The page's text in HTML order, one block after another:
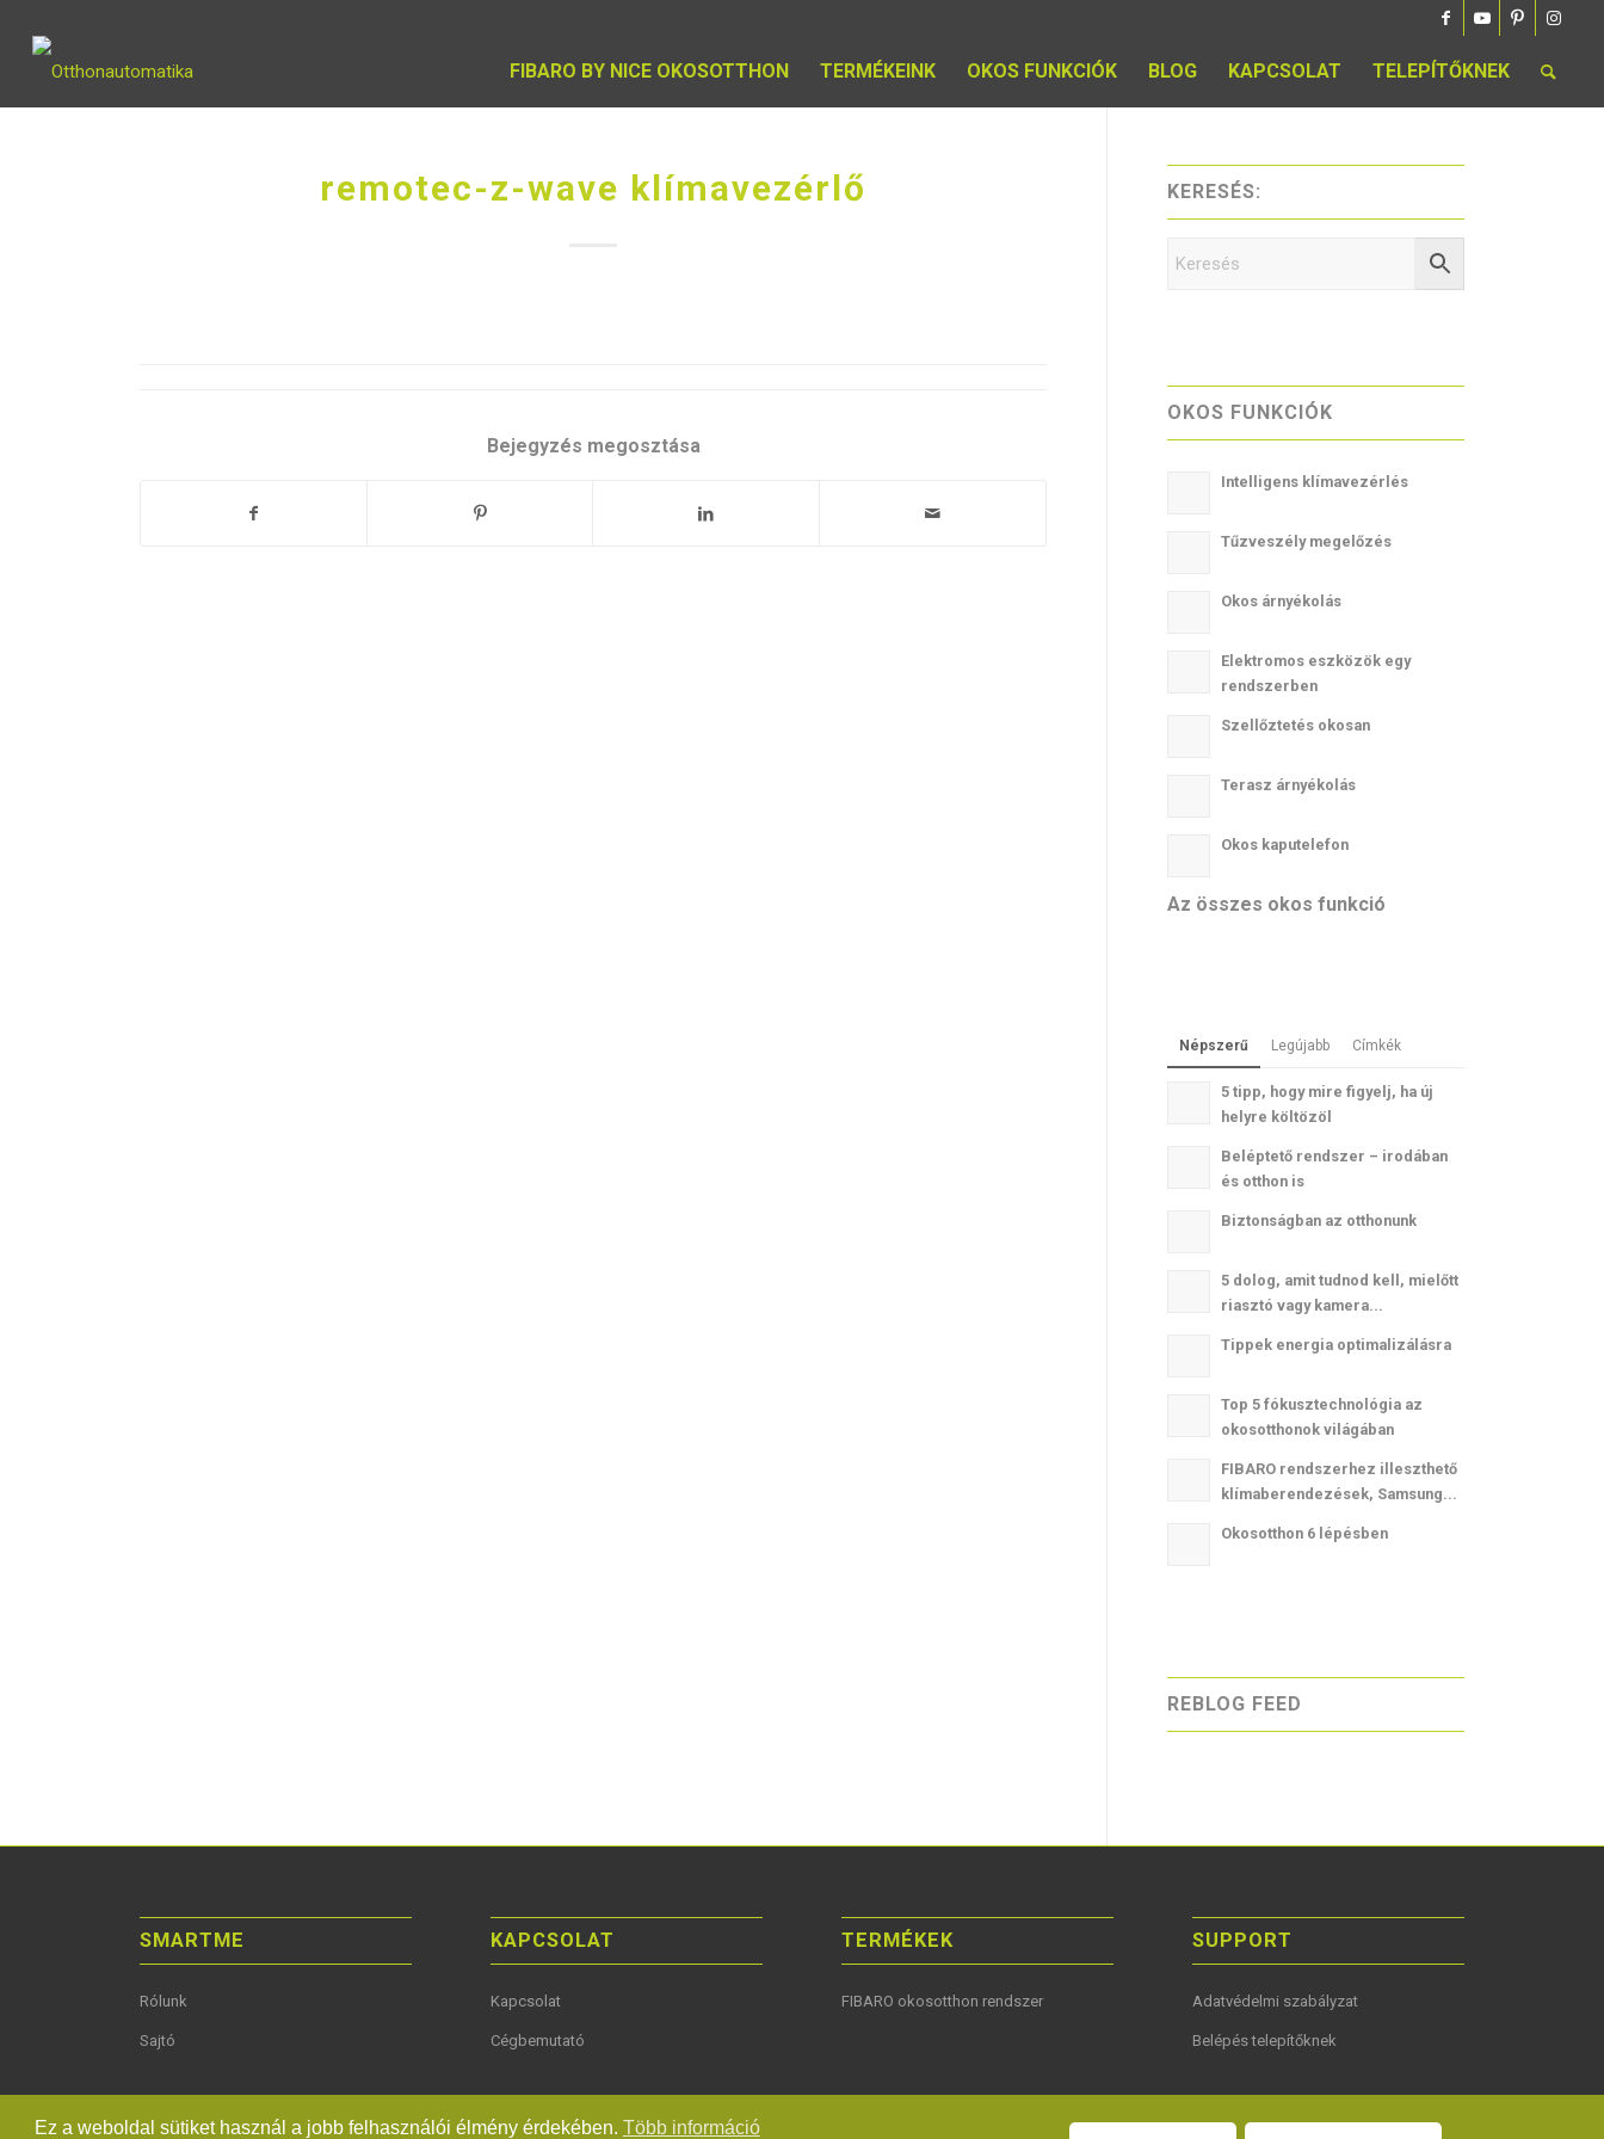
Ez a weboldal sütiket használ a jobb felhasználói élmény érdekében. Több információ
FIBARO BY NICE OKOSOTTHON TERMÉKEINK OKOS FUNKCIÓK BLOG KAPCSOLAT TELEPÍTŐKNEK
remotec-z-wave klímavezérlő
Bejegyzés megosztása
KERESÉS:
OKOS FUNKCIÓK
Intelligens klímavezérlés
Tűzveszély megelőzés
Okos árnyékolás
Elektromos eszközök egy
rendszerben
Szellőztetés okosan
Terasz árnyékolás
Okos kaputelefon
Az összes okos funkció
Népszerű Legújabb Címkék
5 tipp, hogy mire figyelj, ha új
helyre költözöl
Beléptető rendszer – irodában
és otthon is
Biztonságban az otthonunk
5 dolog, amit tudnod kell, mielőtt
riasztó vagy kamera...
Tippek energia optimalizálásra
Top 5 fókusztechnológia az
okosotthonok világában
FIBARO rendszerhez illeszthető
klímaberendezések, Samsung...
Okosotthon 6 lépésben
REBLOG FEED
SMARTME
Rólunk
Sajtó
KAPCSOLAT
Kapcsolat
Cégbemutató
TERMÉKEK
FIBARO okosotthon rendszer
SUPPORT
Adatvédelmi szabályzat
Belépés telepítőknek